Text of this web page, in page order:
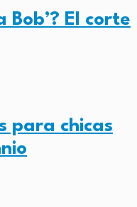
Bob’? El corte
para chicas